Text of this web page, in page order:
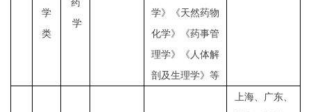
学
类
药
学
学》《天然药物
化学》《药事管
理学》《人体解
剖及生理学》等
上海、广东、